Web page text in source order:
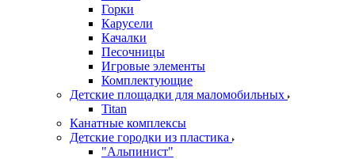
Горки
Карусели
Качалки
Песочницы
Игровые элементы
Комплектующие
Детские площадки для маломобильных
Titan
Канатные комплексы
Детские городки из пластика
"Альпинист"